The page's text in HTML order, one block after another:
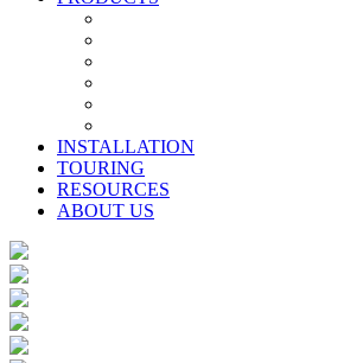
INSTALLATION
TOURING
RESOURCES
ABOUT US